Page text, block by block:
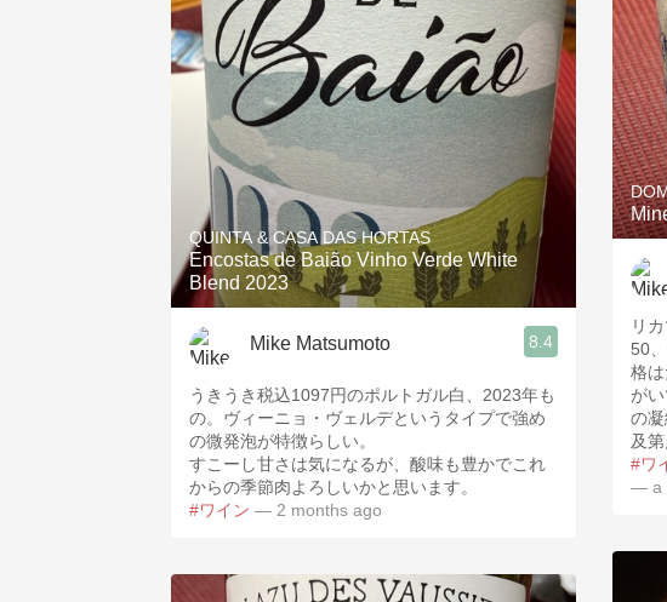
QUINTA & CASA DAS HORTAS
Encostas de Baião Vinho Verde White
Blend 2023
Mike Matsumoto 8.4
うきうき税込1097円のポルトガル白、2023年も
の。ヴィーニョ・ヴェルデというタイプで強め
の微発泡が特徴らしい。
すこーし甘さは気になるが、酸味も豊かでこれ
からの季節肉よろしいかと思います。
#ワイン — 2 months ago
リ
50
格
が
の
及第
#ワ
— a